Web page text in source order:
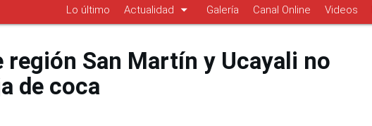
Lo último Actualidad arrow_drop_down Galería Canal Online Videos
región San Martín y Ucayali no
de coca